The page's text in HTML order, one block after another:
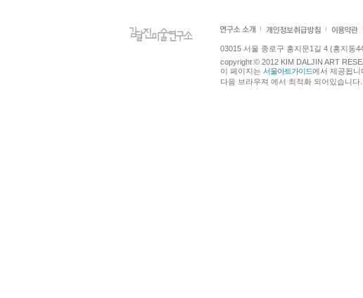
03015 서울 종로구 홍지문1길 4 (홍지동
copyright © 2012 KIM DALJIN ART
이 페이지는 서울아트가이드에서 제공됩
다음 브라우져 에서 최적화 되어있습니